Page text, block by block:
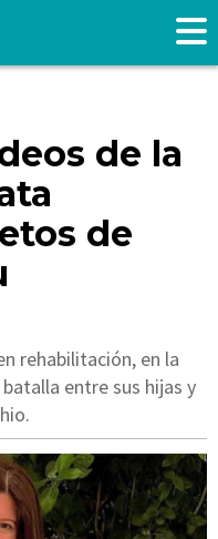
de la
de
rehabilitación, en la
entre sus hijas y